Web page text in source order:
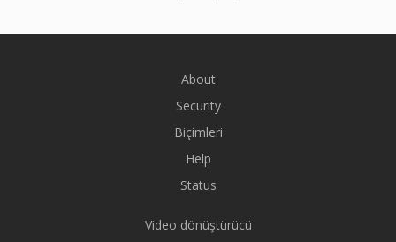
About
Security
Biçimleri
Help
Status
Video dönüştürücü